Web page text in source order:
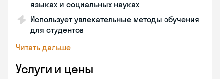
языках и социальных науках
Использует увлекательные методы обучения
для студентов
Читать дальше
Услуги и цены